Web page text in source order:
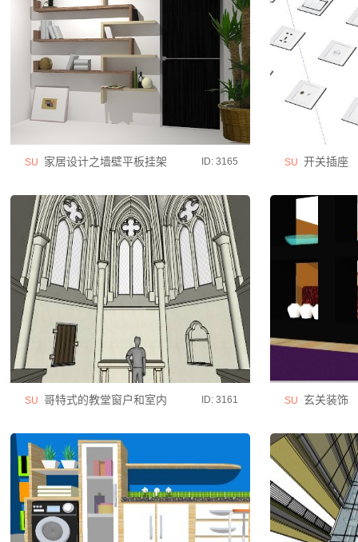
SU 家居设计之墙壁平板挂架 ID: 3165 SU 开关插座
SU 哥特式的教堂窗户和室内 ID: 3161 SU 玄关装饰